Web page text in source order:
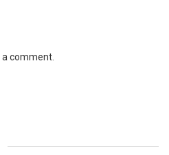
comment.